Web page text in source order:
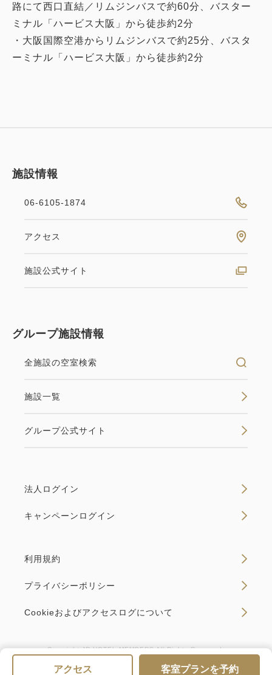
路にて西口直結／リムジンバスで約60分、バスター
ミナル「ハービス大阪」から徒歩約2分
・大阪国際空港からリムジンバスで約25分、バスタ
ーミナル「ハービス大阪」から徒歩約2分
アクセス 客室プランを予約
施設情報
06-6105-1874
アクセス
施設公式サイト
グループ施設情報
全施設の空室検索
施設一覧
グループ公式サイト
法人ログイン
キャンペーンログイン
利用規約
プライバシーポリシー
Cookieおよびアクセスログについて
Copyright JR HOTEL MEMBERS All Rights Reserved.